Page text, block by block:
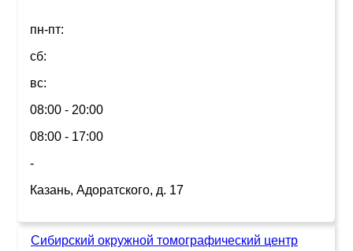
пн-пт:
сб:
вс:
08:00 - 20:00
08:00 - 17:00
-
Казань, Адоратского, д. 17
Сибирский окружной томографический центр